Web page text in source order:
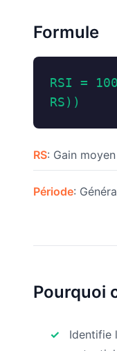
Formule
RSI =
RS))
RS: Gain
Période:
Pourquoi
Identifie